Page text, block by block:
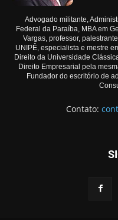
Advogado militante,
Federal da Paraíba, MBA em
Vargas, professor,
UNIPÊ, especialista e mestre
Direito da Universidade
Direito Empresarial pela
Fundador do escritório de
Contato: